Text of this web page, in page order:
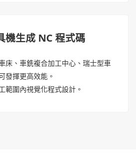
機生成 NC 程式碼
床、車銑複合加工中心、瑞士型車
發揮更高效能。
範圍內視覺化程式設計。